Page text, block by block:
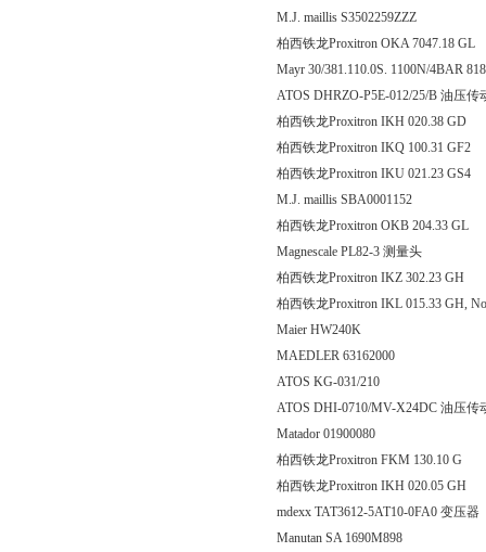
M.J. maillis S3502259ZZZ
柏西铁龙Proxitron OKA
Mayr 30/381.110.0S. 1100N/4BAR
ATOS DHRZO-P5E-012/25/B 油压传
柏西铁龙Proxitron IKH
柏西铁龙Proxitron IKQ
柏西铁龙Proxitron IKU
M.J. maillis SBA0001152
柏西铁龙Proxitron OKB
Magnescale PL82-3 测量头
柏西铁龙Proxitron IKZ
柏西铁龙Proxitron IKL 015.33 GH,
Maier HW240K
MAEDLER 63162000
ATOS KG-031/210
ATOS DHI-0710/MV-X24DC 油压传
Matador 01900080
柏西铁龙Proxitron FKM
柏西铁龙Proxitron IKH
mdexx TAT3612-5AT10-0FA0 变压器
Manutan SA 1690M898